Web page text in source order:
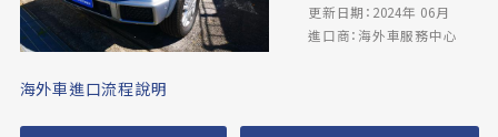
更新日期：2024年 06月
進口商：海外車服務中心
海外車進口流程說明